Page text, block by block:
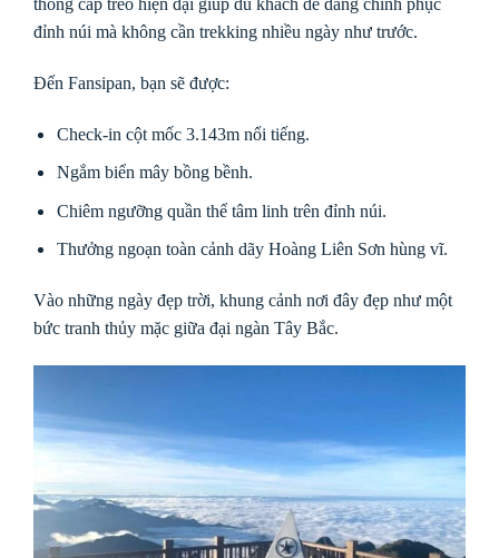
thống cáp treo hiện đại giúp du khách dễ dàng chinh phục
đỉnh núi mà không cần trekking nhiều ngày như trước.
Đến Fansipan, bạn sẽ được:
Check-in cột mốc 3.143m nổi tiếng.
Ngắm biển mây bồng bềnh.
Chiêm ngưỡng quần thể tâm linh trên đỉnh núi.
Thưởng ngoạn toàn cảnh dãy Hoàng Liên Sơn hùng vĩ.
Vào những ngày đẹp trời, khung cảnh nơi đây đẹp như một
bức tranh thủy mặc giữa đại ngàn Tây Bắc.